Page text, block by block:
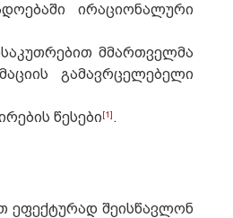
ირაციონალური
მმართველმა
გამავრცელებელი
წესები[1] .
ეფექტურად შეისწავლონ